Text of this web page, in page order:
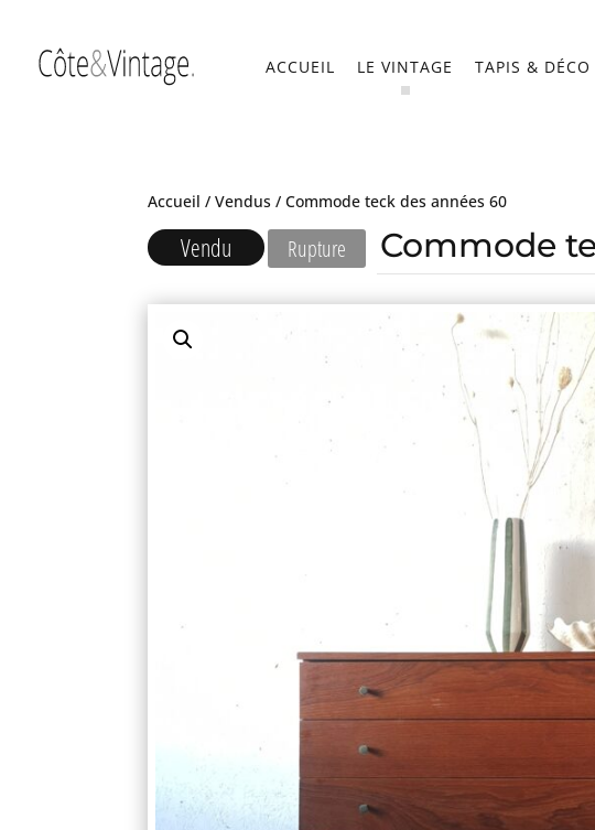
ACCUEIL LE VINTAGE TAPIS &
Accueil /Vendus / Commode teck des années 60
Vendu Rupture Commode